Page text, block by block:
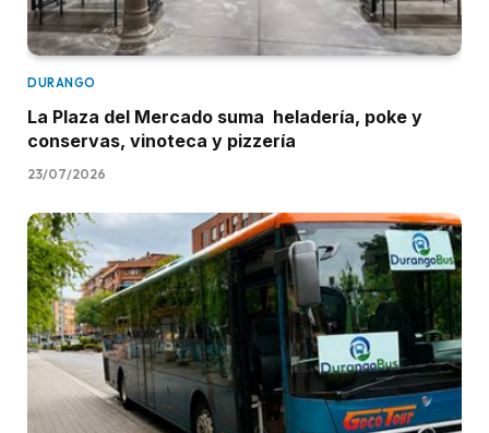
DURANGO
La Plaza del Mercado suma heladería, poke y
conservas, vinoteca y pizzería
23/07/2026